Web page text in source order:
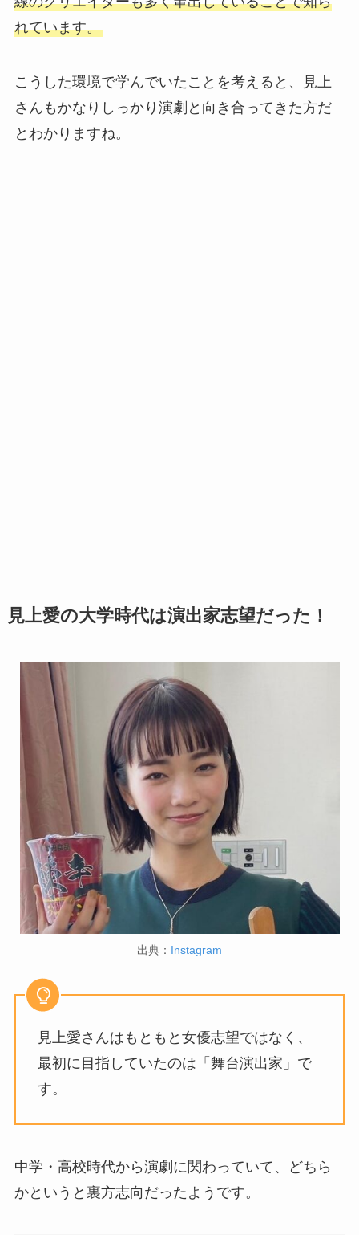
れています。
こうした環境で学んでいたことを考えると、見上
さんもかなりしっかり演劇と向き合ってきた方だ
とわかりますね。
見上愛の大学時代は演出家志望だった！
出典： Instagram
見上愛さんはもともと女優志望ではなく、
最初に目指していたのは「舞台演出家」で
す。
中学・高校時代から演劇に関わっていて、どちら
かというと裏方志向だったようです。